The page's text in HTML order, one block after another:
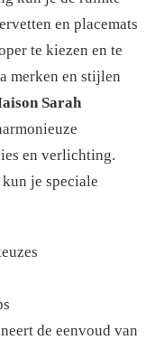
en placemats
te kiezen en te
merken en stijlen
Sarah
en verlichting.
je speciale
de eenvoud van